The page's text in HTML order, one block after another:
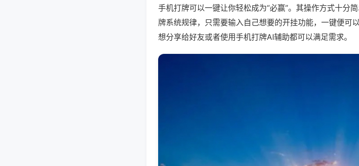
手机打牌可以一键让你轻松成为“必赢”。其操作方式十分
牌系统规律，只需要输入自己想要的开挂功能，一键便可
想分享给好友或者使用手机打牌AI辅助都可以满足需求。